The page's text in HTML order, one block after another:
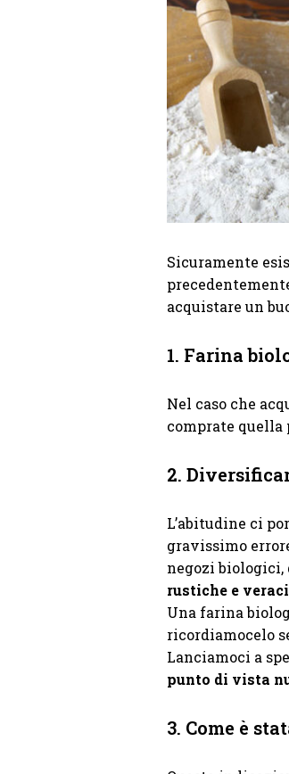
Sicuramente
acquistare un
1. Farina
Nel caso che
comprate quella
2.
L’abitudine ci
gravissimo
negozi
rustiche e veraci
Una farina
ricordiamocelo
Lanciamoci a
punto di vista
3. Come è